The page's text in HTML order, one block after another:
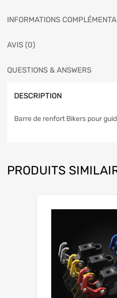
INFORMATIONS
AVIS (0)
QUESTIONS & ANSWERS
DESCRIPTION
Barre de renfort Bikers pour
PRODUITS